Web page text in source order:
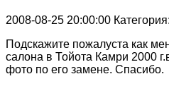
2008-08-25 20:00:00
Подскажите пожалуста как
салона в Тойота Камри 2000
фото по его замене. Спасибо.